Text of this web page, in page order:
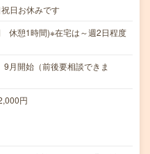
日お休みです
休憩1時間)※在宅は～週2日程度
月開始（前後要相談できま
円